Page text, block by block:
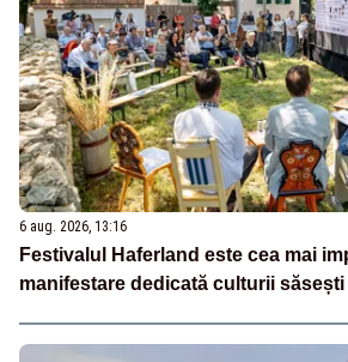
6 aug. 2026, 13:16
Festivalul Haferland este cea mai
manifestare dedicată culturii săsești